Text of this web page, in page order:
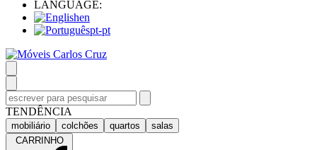
LANGUAGE:
en
pt-pt
Pesquisar
por:
TENDÊNCIA
mobiliário colchões quartos
salas
CARRINHO